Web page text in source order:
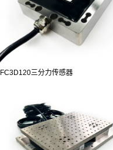
FC3D120三分力传感器